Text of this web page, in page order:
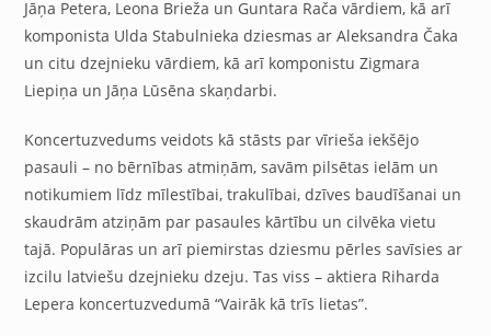
Jāņa Petera, Leona Brieža un Guntara Rača vārdiem, kā arī
komponista Ulda Stabulnieka dziesmas ar Aleksandra Čaka
un citu dzejnieku vārdiem, kā arī komponistu Zigmara
Liepiņa un Jāņa Lūsēna skaņdarbi.
Koncertuzvedums veidots kā stāsts par vīrieša iekšējo
pasauli – no bērnības atmiņām, savām pilsētas ielām un
notikumiem līdz mīlestībai, trakulībai, dzīves baudīšanai un
skaudrām atziņām par pasaules kārtību un cilvēka vietu
tajā. Populāras un arī piemirstas dziesmu pērles savīsies ar
izcilu latviešu dzejnieku dzeju. Tas viss – aktiera Riharda
Lepera koncertuzvedumā “Vairāk kā trīs lietas”.